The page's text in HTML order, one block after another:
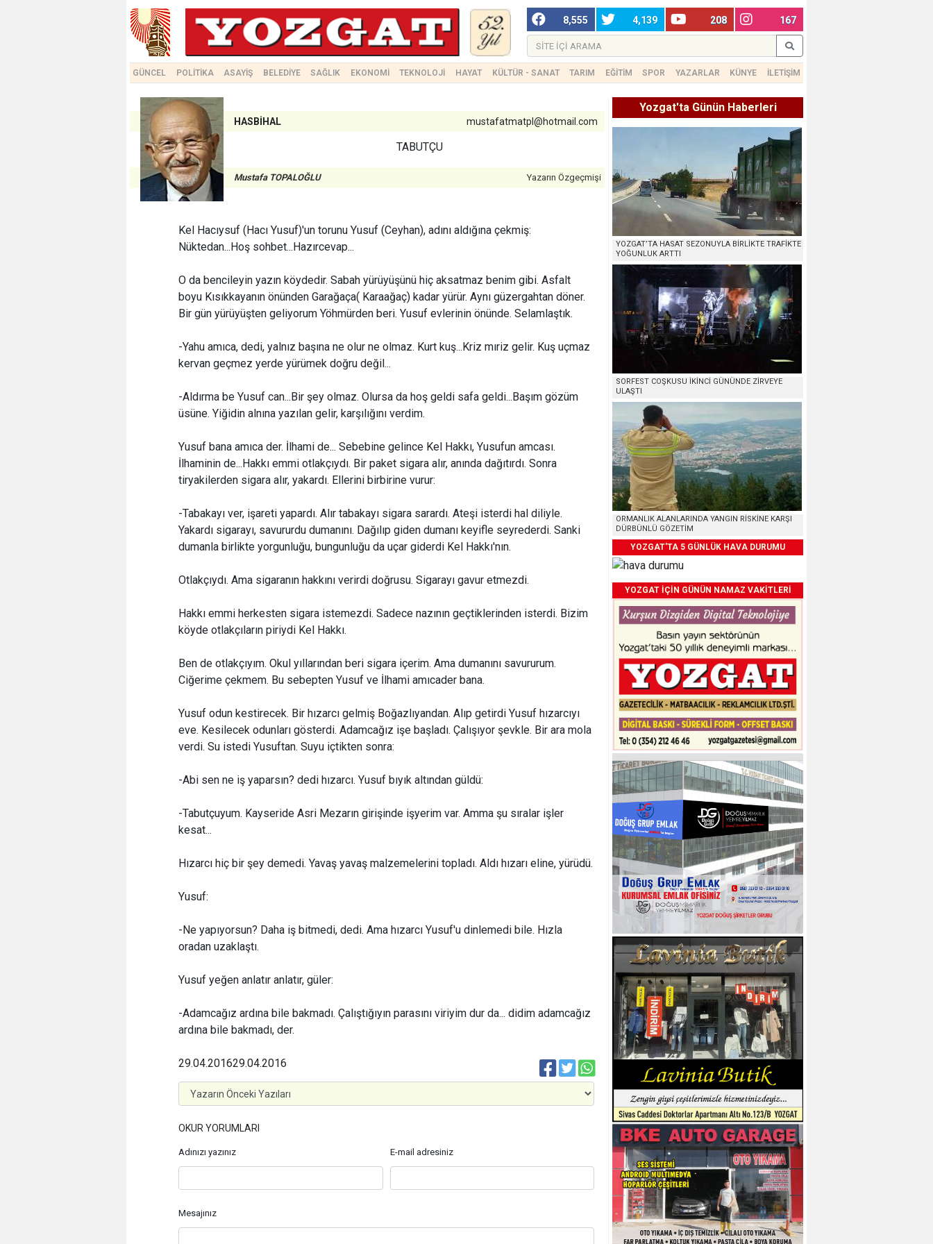
8,555 4,139 208 167
GÜNCEL POLİTİKA ASAYİŞ BELEDİYE SAĞLIK EKONOMİ TEKNOLOJİ HAYAT KÜLTÜR - SANAT TARIM EĞİTİM SPOR YAZARLAR KÜNYE İLETİŞİM
HASBİHAL mustafatmatpl@hotmail.com
TABUTÇU
Mustafa TOPALOĞLU Yazarın Özgeçmişi
Kel Hacıysuf (Hacı Yusuf)'un torunu Yusuf (Ceyhan), adını aldığına çekmiş:
Nüktedan...Hoş sohbet...Hazırcevap...
O da bencileyin yazın köydedir. Sabah yürüyüşünü hiç aksatmaz benim gibi. Asfalt
boyu Kısıkkayanın önünden Garağaça( Karaağaç) kadar yürür. Aynı güzergahtan döner.
Bir gün yürüyüşten geliyorum Yöhmürden beri. Yusuf evlerinin önünde. Selamlaştık.
-Yahu amıca, dedi, yalnız başına ne olur ne olmaz. Kurt kuş...Kriz mıriz gelir. Kuş uçmaz
kervan geçmez yerde yürümek doğru değil...
-Aldırma be Yusuf can...Bir şey olmaz. Olursa da hoş geldi safa geldi...Başım gözüm
üsüne. Yiğidin alnına yazılan gelir, karşılığını verdim.
Yusuf bana amıca der. İlhami de... Sebebine gelince Kel Hakkı, Yusufun amcası.
İlhaminin de...Hakkı emmi otlakçıydı. Bir paket sigara alır, anında dağıtırdı. Sonra
tiryakilerden sigara alır, yakardı. Ellerini birbirine vurur:
-Tabakayı ver, işareti yapardı. Alır tabakayı sigara sarardı. Ateşi isterdi hal diliyle.
Yakardı sigarayı, savururdu dumanını. Dağılıp giden dumanı keyifle seyrederdi. Sanki
dumanla birlikte yorgunluğu, bungunluğu da uçar giderdi Kel Hakkı'nın.
Otlakçıydı. Ama sigaranın hakkını verirdi doğrusu. Sigarayı gavur etmezdi.
Hakkı emmi herkesten sigara istemezdi. Sadece nazının geçtiklerinden isterdi. Bizim
köyde otlakçıların piriydi Kel Hakkı.
Ben de otlakçıyım. Okul yıllarından beri sigara içerim. Ama dumanını savururum.
Ciğerime çekmem. Bu sebepten Yusuf ve İlhami amıcader bana.
Yusuf odun kestirecek. Bir hızarcı gelmiş Boğazlıyandan. Alıp getirdi Yusuf hızarcıyı
eve. Kesilecek odunları gösterdi. Adamcağız işe başladı. Çalışıyor şevkle. Bir ara mola
verdi. Su istedi Yusuftan. Suyu içtikten sonra:
-Abi sen ne iş yaparsın? dedi hızarcı. Yusuf bıyık altından güldü:
-Tabutçuyum. Kayseride Asri Mezarın girişinde işyerim var. Amma şu sıralar işler
kesat...
Hızarcı hiç bir şey demedi. Yavaş yavaş malzemelerini topladı. Aldı hızarı eline, yürüdü.
Yusuf:
-Ne yapıyorsun? Daha iş bitmedi, dedi. Ama hızarcı Yusuf'u dinlemedi bile. Hızla
oradan uzaklaştı.
Yusuf yeğen anlatır anlatır, güler:
-Adamcağız ardına bile bakmadı. Çalıştığıyın parasını viriyim dur da... didim adamcağız
ardına bile bakmadı, der.
29.04.2016
29.04.2016
OKUR YORUMLARI
Adınızı yazınız E-mail adresiniz
Mesajınız
Yozgat'ta Günün Haberleri
YOZGAT’TA HASAT SEZONUYLA BİRLİKTE TRAFİKTE
YOĞUNLUK ARTTI
SORFEST COŞKUSU İKİNCİ GÜNÜNDE ZİRVEYE
ULAŞTI
ORMANLIK ALANLARINDA YANGIN RİSKİNE KARŞI
DÜRBÜNLÜ GÖZETİM
YOZGAT'TA 5 GÜNLÜK HAVA DURUMU
YOZGAT İÇİN GÜNÜN NAMAZ VAKİTLERİ